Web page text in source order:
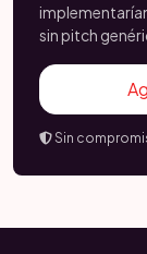
sin pitch
Sin